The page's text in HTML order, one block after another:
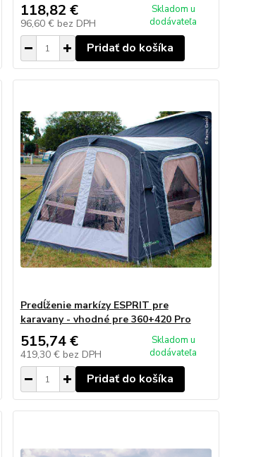
118,82 €
96,60 € bez DPH
Skladom u
dodávateľa
Pridať do košíka
Predĺženie markízy ESPRIT pre
karavany - vhodné pre 360+420 Pro
515,74 €
419,30 € bez DPH
Skladom u
dodávateľa
Pridať do košíka